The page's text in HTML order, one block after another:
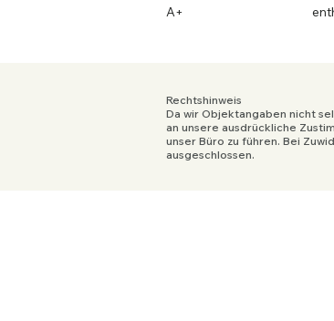
A+
Rechtshinweis
Da wir Objektangaben nicht
an unsere ausdrückliche
unser Büro zu führen. Bei
ausgeschlossen.